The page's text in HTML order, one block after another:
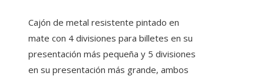
Cajón de metal resistente pintado en
mate con 4 divisiones para billetes en su
presentación más pequeña y 5 divisiones
en su presentación más grande, ambos